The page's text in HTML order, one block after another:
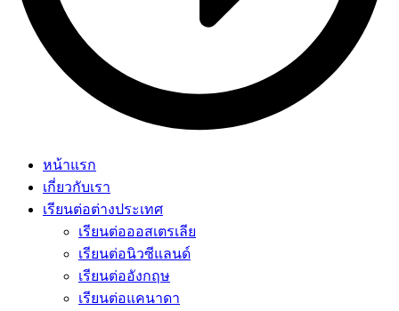
หน้าแรก
เกี่ยวกับเรา
เรียนต่อต่างประเทศ
เรียนต่อออสเตรเลีย
เรียนต่อนิวซีแลนด์
เรียนต่ออังกฤษ
เรียนต่อแคนาดา